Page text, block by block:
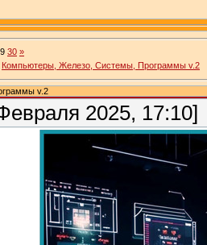
30 »
Компьютеры, Железо, Системы, Программы v.2
v.2
2025, 17:10]